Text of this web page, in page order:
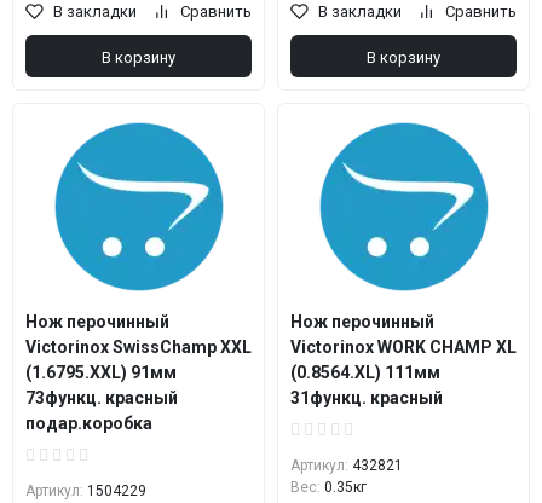
В закладки Сравнить
В корзину
В закладки Сравнить
В корзину
Нож перочинный
Victorinox SwissChamp XXL
(1.6795.XXL) 91мм
73функц. красный
подар.коробка
Артикул: 1504229
Нож перочинный
Victorinox WORK CHAMP XL
(0.8564.XL) 111мм
31функц. красный
Артикул: 432821
Вес: 0.35кг